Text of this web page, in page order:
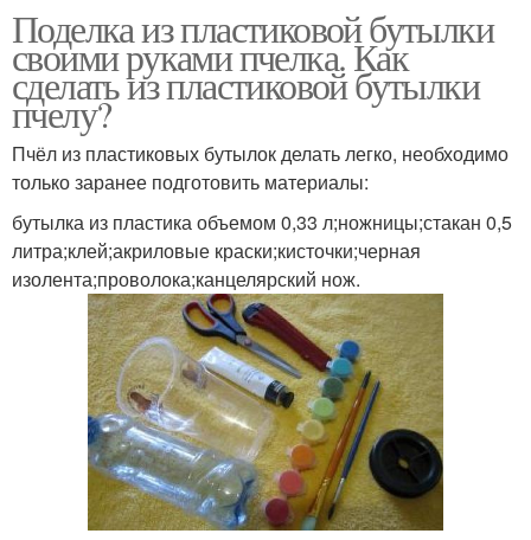
Поделка из пластиковой бутылки
своими руками пчелка. Как
сделать из пластиковой бутылки
пчелу?
Пчёл из пластиковых бутылок делать легко, необходимо
только заранее подготовить материалы:
бутылка из пластика объемом 0,33 л;ножницы;стакан 0,5
литра;клей;акриловые краски;кисточки;черная
изолента;проволока;канцелярский нож.